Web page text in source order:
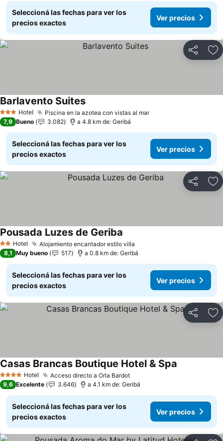
Seleccioná las fechas para ver los
precios exactos
Ver precios
Compartir
3 Estrellas
Hotel Piscina en la azotea con vistas al marVer precios
Barlavento SuitesVer precios
7,9 Bueno 3.082 a 4.8 km de: Geribá
Seleccioná las fechas para ver los
precios exactos
Ver precios
Compartir
2 Estrellas
Hotel Alojamiento encantador estilo villa
Pousada Luzes de Geriba
8,1 Muy bueno 517 a 0.8 km de: Geribá
Seleccioná las fechas para ver los
precios exactos
Ver precios
Compartir
4 EstrellasHotel Acceso directo a Orla BardotVer precios
Casas Brancas Boutique Hotel & Spa
9,6 Excelente 3.646 a 4.1 km de: Geribá
Seleccioná las fechas para ver los
precios exactos
Ver precios